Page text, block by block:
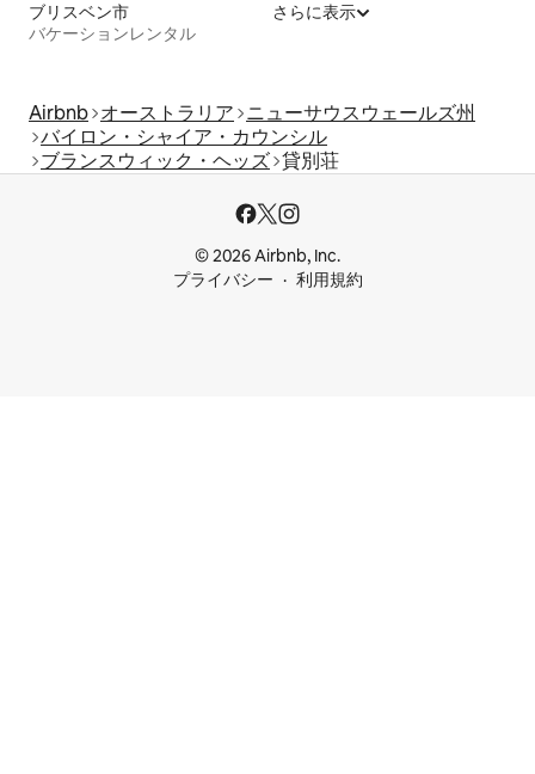
ブリスベン市
バケーションレンタル
さらに表示
Airbnb オーストラリア ニューサウスウェールズ州
バイロン・シャイア・カウンシル
ブランスウィック・ヘッズ 貸別荘
© 2026 Airbnb, Inc.
プライバシー
利用規約